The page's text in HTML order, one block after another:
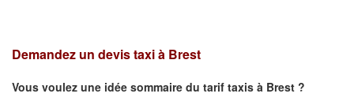
Demandez un devis taxi à Brest
Vous voulez une idée sommaire du tarif taxis à Brest ?